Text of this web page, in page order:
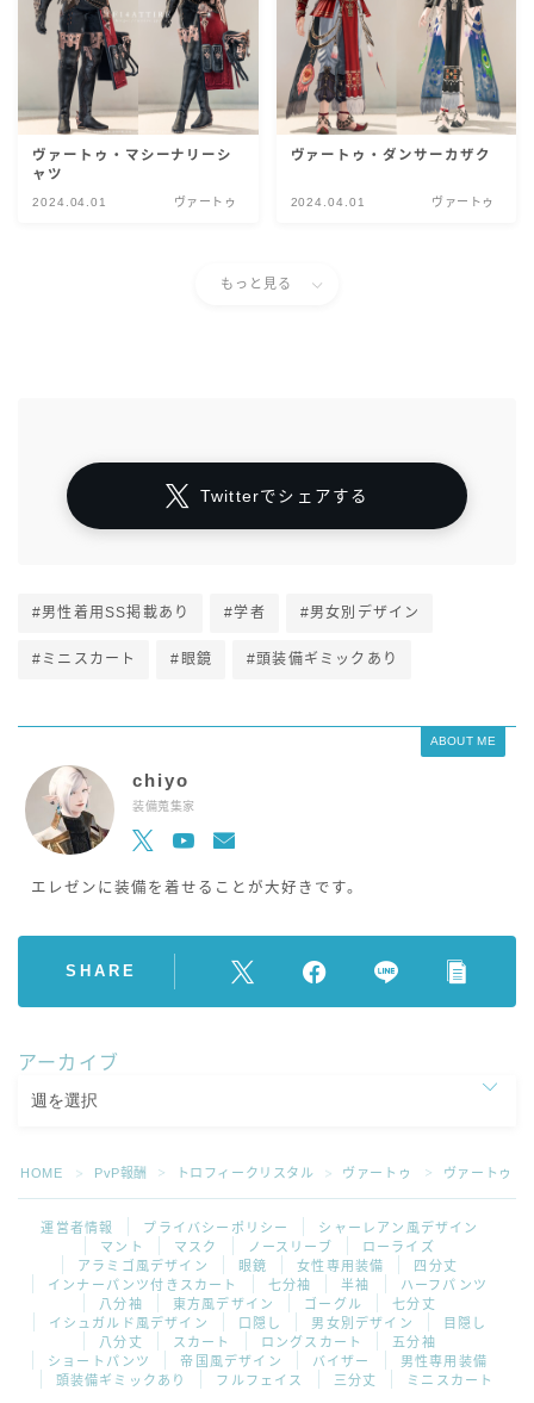
ヴァートゥ・マシーナリーシ
ャツ
2024.04.01 ヴァートゥ
ヴァートゥ・ダンサーカザク
2024.04.01 ヴァートゥ
もっと見る
Twitterでシェアする
#男性着用SS掲載あり #学者 #男女別デザイン
#ミニスカート #眼鏡 #頭装備ギミックあり
ABOUT ME
chiyo
装備蒐集家
エレゼンに装備を着せることが大好きです。
SHARE
アーカイブ
HOME ＞ PvP報酬 ＞ トロフィークリスタル ＞ ヴァートゥ ＞ ヴァートゥ・
運営者情報 プライバシーポリシー
シャーレアン風デザイン
マント
マスク ノースリーブ
ローライズ
アラミゴ風デザイン
眼鏡 女性専用装備
四分丈
インナーパンツ付きスカート
七分袖 半袖
ハーフパンツ
八分袖
東方風デザイン ゴーグル
七分丈
イシュガルド風デザイン
口隠し 男女別デザイン
目隠し
八分丈
スカート ロングスカート
五分袖
ショートパンツ
帝国風デザイン バイザー
男性専用装備
頭装備ギミックあり
フルフェイス 三分丈 ミニスカート